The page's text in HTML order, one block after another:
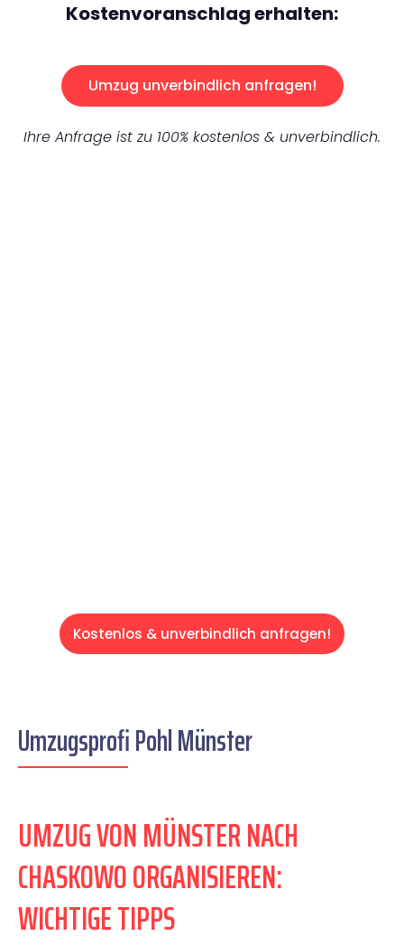
Kostenvoranschlag erhalten:
Umzug unverbindlich anfragen!
Ihre Anfrage ist zu 100% kostenlos & unverbindlich.
Kostenlos & unverbindlich anfragen!
Umzugsprofi Pohl Münster
UMZUG VON MÜNSTER NACH
CHASKOWO ORGANISIEREN:
WICHTIGE TIPPS